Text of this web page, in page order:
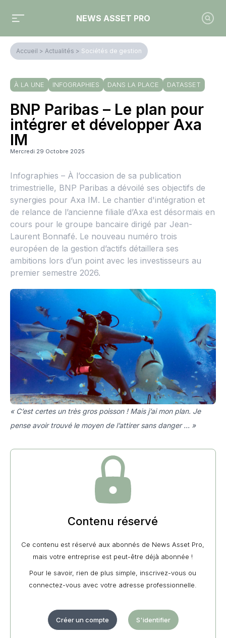
NEWS ASSET PRO
Accueil > Actualités > Sociétés de gestion
À LA UNE INFOGRAPHIES DANS LA PLACE DATASSET
BNP Paribas – Le plan pour
intégrer et développer Axa
IM
Mercredi 29 Octobre 2025
Infographies – À l’occasion de sa publication
trimestrielle, BNP Paribas a dévoilé ses objectifs de
synergies pour Axa IM. Le chantier d'intégration et
de relance de l’ancienne filiale d’Axa est désormais en
cours pour le groupe bancaire dirigé par Jean-
Laurent Bonnafé. Le nouveau numéro trois
européen de la gestion d’actifs détaillera ses
ambitions lors d’un point avec les investisseurs au
premier semestre 2026.
« C’est certes un très gros poisson ! Mais j’ai mon plan. Je
pense avoir trouvé le moyen de l’attirer sans danger ... »
Contenu réservé
Ce contenu est réservé aux abonnés de News Asset Pro,
mais votre entreprise est peut-être déjà abonnée !
Pour le savoir, rien de plus simple, inscrivez-vous ou
connectez-vous avec votre adresse professionnelle.
Créer un compte S'identifier